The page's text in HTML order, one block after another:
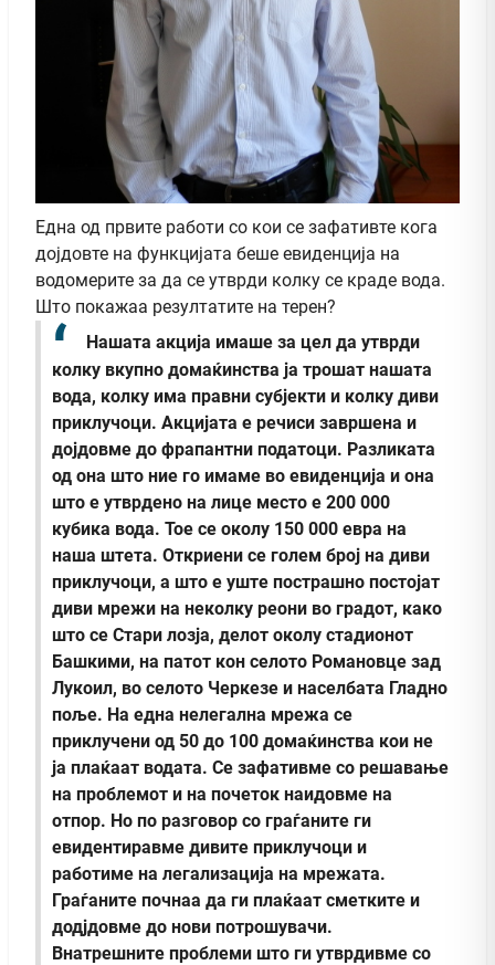
Една од првите работи со кои се зафативте кога
дојдовте на функцијата беше евиденција на
водомерите за да се утврди колку се краде вода.
Што покажаа резултатите на терен?
Нашата акција имаше за цел да утврди
колку вкупно домаќинства ја трошат нашата
вода, колку има правни субјекти и колку диви
приклучоци. Акцијата е речиси завршена и
дојдовме до фрапантни податоци. Разликата
од она што ние го имаме во евиденција и она
што е утврдено на лице место е 200 000
кубика вода. Тое се околу 150 000 евра на
наша штета. Откриени се голем број на диви
приклучоци, а што е уште пострашно постојат
диви мрежи на неколку реони во градот, како
што се Стари лозја, делот околу стадионот
Башкими, на патот кон селото Романовце зад
Лукоил, во селото Черкезе и населбата Гладно
поље. На една нелегална мрежа се
приклучени од 50 до 100 домаќинства кои не
ја плаќаат водата. Се зафативме со решавање
на проблемот и на почеток наидовме на
отпор. Но по разговор со граѓаните ги
евидентиравме дивите приклучоци и
работиме на легализација на мрежата.
Граѓаните почнаа да ги плаќаат сметките и
додјдовме до нови потрошувачи.
Внатрешните проблеми што ги утврдивме со